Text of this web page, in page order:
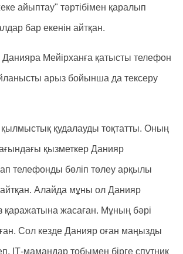
айыптау" тәртібімен қаралып
бар екенін айтқан.
Мейірханға қатысты телефон
арыз бойынша да тексеру
қудалауды тоқтатты. Оның
қызметкер Данияр
телефонды бөліп төлеу арқылы
Алайда мұны ол Данияр
қаражатына жасаған. Мұның бәрі
Сол кезде Данияр оған маңызды
ІТ-мамандар тобымен бірге спутник